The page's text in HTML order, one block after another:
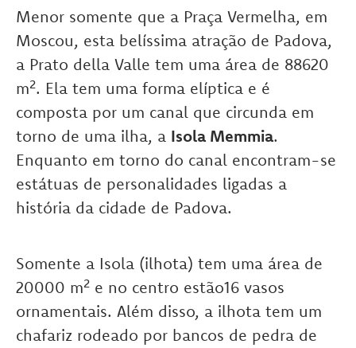
Menor somente que a Praça Vermelha, em
Moscou, esta belíssima atração de Padova,
a Prato della Valle tem uma área de 88620
m². Ela tem uma forma elíptica e é
composta por um canal que circunda em
torno de uma ilha, a Isola Memmia.
Enquanto em torno do canal encontram-se
estátuas de personalidades ligadas a
história da cidade de Padova.
Somente a Isola (ilhota) tem uma área de
20000 m² e no centro estão16 vasos
ornamentais. Além disso, a ilhota tem um
chafariz rodeado por bancos de pedra de